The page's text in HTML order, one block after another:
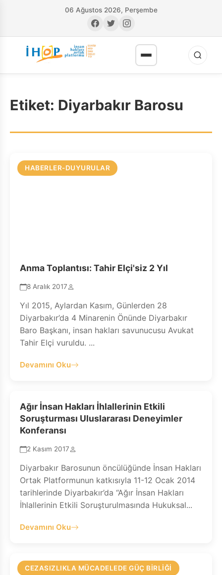
06 Ağustos 2026, Perşembe
Etiket: Diyarbakır Barosu
HABERLER-DUYURULAR
Anma Toplantısı: Tahir Elçi'siz 2 Yıl
8 Aralık 2017
Yıl 2015, Aylardan Kasım, Günlerden 28
Diyarbakır’da 4 Minarenin Önünde Diyarbakır
Baro Başkanı, insan hakları savunucusu Avukat
Tahir Elçi vuruldu. ...
Devamını Oku
Ağır İnsan Hakları İhlallerinin Etkili
Soruşturması Uluslararası Deneyimler
Konferansı
2 Kasım 2017
Diyarbakır Barosunun öncülüğünde İnsan Hakları
Ortak Platformunun katkısıyla 11-12 Ocak 2014
tarihlerinde Diyarbakır’da “Ağır İnsan Hakları
İhlallerinin Etkili Soruşturulmasında Hukuksal...
Devamını Oku
CEZASIZLIKLA MÜCADELEDE GÜÇ BIRLIĞI